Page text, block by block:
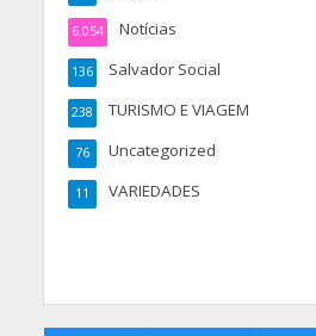
Notícias
6.054
Salvador Social
136
TURISMO E VIAGEM
238
Uncategorized
76
VARIEDADES
11